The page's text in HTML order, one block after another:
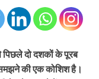
दो दशकों के पूरब
की एक कोशिश है।